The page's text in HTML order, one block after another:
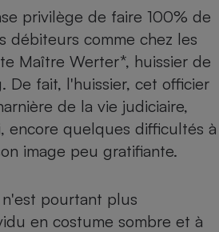
privilège de faire 100% de
débiteurs comme chez les
Maître Werter*, huissier de
De fait, l'huissier, cet officier
de la vie judiciaire,
encore quelques difficultés à
image peu gratifiante.
pourtant plus
en costume sombre et à
Supermarché - Drive
Complément
Mutuelle
Comparateur auto
Comparatif aspirateur
Comparatif aspirateur
Comparatif cafetière
Comparatif robot cuiseur
Comparatif centrale
Petit électroménager -
Comparatif ultrabook
Comparatif tablette
Image et son
Informatique
Internet
Aménagement
Bricolage - Jardinage
Chauffage
Produit d'entretien
Sécurité domestique
Maladie - Médecine -
Système de santé -
Retraite
- Testez le débit de votre
Internet